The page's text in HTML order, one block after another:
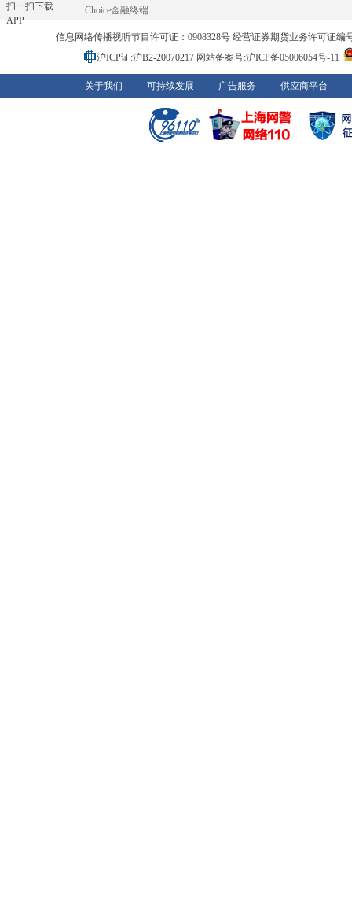
扫一扫下载
APP
Choice金融终端
信息网络传播视听节目许可证：0908328号 经营证券期货业务许可证编
沪ICP证:沪B2-20070217 网站备案号:沪ICP备05006054号-11
关于我们 可持续发展 广告服务 供应商平台